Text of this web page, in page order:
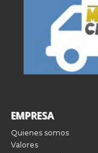
EMPRESA
Quienes somos
Valores